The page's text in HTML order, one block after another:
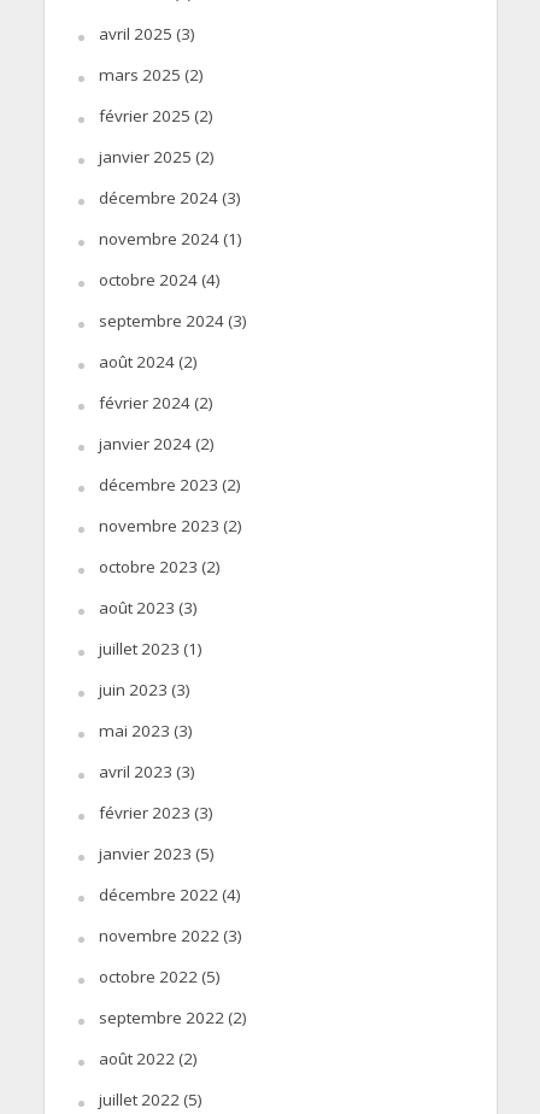
avril 2025 (3)
mars 2025 (2)
février 2025 (2)
janvier 2025 (2)
décembre 2024(3)
novembre 2024(1)
octobre 2024(4)
septembre 2024(3)
août 2024(2)
février 2024(2)
janvier 2024(2)
décembre 2023 (2)
novembre 2023 (2)
octobre 2023 (2)
août 2023 (3)
juillet 2023 (1)
juin 2023 (3)
mai 2023 (3)
avril 2023 (3)
février 2023 (3)
janvier 2023 (5)
décembre 2022(4)
novembre 2022(3)
octobre 2022(5)
septembre 2022(2)
août 2022(2)
juillet 2022(5)